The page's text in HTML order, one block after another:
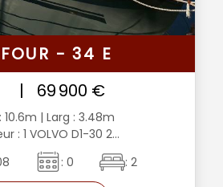
- 34 E
|
69 900 €
10.6m | Larg : 3.48m
: 1 VOLVO D1-30 2...
: 0 : 2